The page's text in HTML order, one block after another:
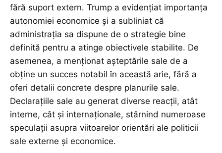
fără suport extern. Trump a evidențiat importanța
autonomiei economice și a subliniat că
administrația sa dispune de o strategie bine
definită pentru a atinge obiectivele stabilite. De
asemenea, a menționat așteptările sale de a
obține un succes notabil în această arie, fără a
oferi detalii concrete despre planurile sale.
Declarațiile sale au generat diverse reacții, atât
interne, cât și internaționale, stârnind numeroase
speculații asupra viitoarelor orientări ale politicii
sale externe și economice.